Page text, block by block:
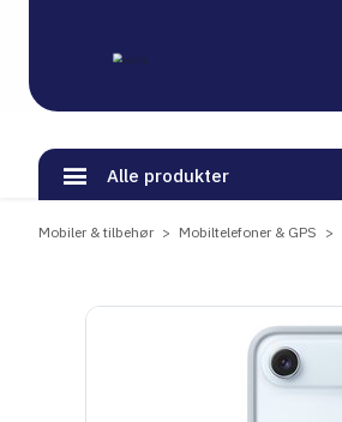
Alle produkter
Mobiler & tilbehør Mobiltelefoner & GPS